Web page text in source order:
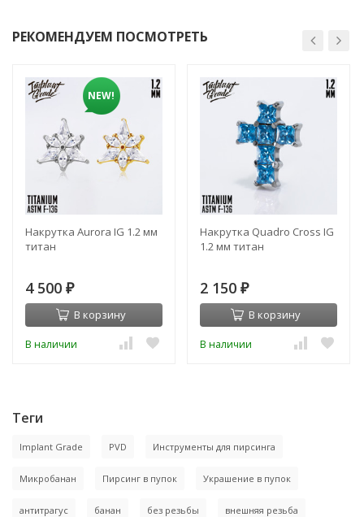
РЕКОМЕНДУЕМ ПОСМОТРЕТЬ
NEW!
Накрутка Aurora IG 1.2 мм
титан
4 500 ₽
В корзину
В наличии
Накрутка Quadro Cross IG
1.2 мм титан
2 150 ₽
В корзину
В наличии
Теги
Implant Grade PVD Инструменты для пирсинга
Микробанан Пирсинг в пупок Украшение в пупок
антитрагус банан без резьбы внешняя резьба